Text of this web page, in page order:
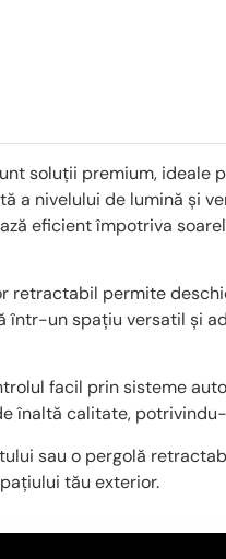
soluții premium, ideale
a nivelului de lumină și
eficient împotriva
permite
un spațiu versatil și
facil prin sisteme
înaltă calitate,
sau o pergolă
tău exterior.